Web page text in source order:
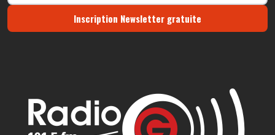
Inscription Newsletter gratuite